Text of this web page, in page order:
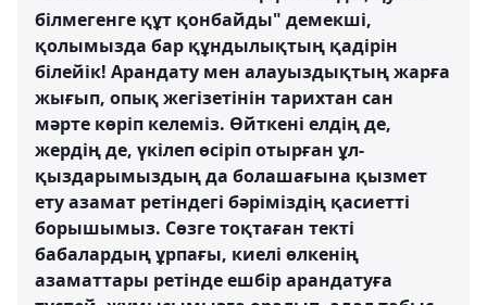
білмегенге құт қонбайды" демекші,
қолымызда бар құндылықтың қадірін
білейік! Арандату мен алауыздықтың жарға
жығып, опық жегізетінін тарихтан сан
мәрте көріп келеміз. Өйткені елдің де,
жердің де, үкілеп өсіріп отырған ұл-
қыздарымыздың да болашағына қызмет
ету азамат ретіндегі бәріміздің қасиетті
борышымыз. Сөзге тоқтаған текті
бабалардың ұрпағы, киелі өлкенің
азаматтары ретінде ешбір арандатуға